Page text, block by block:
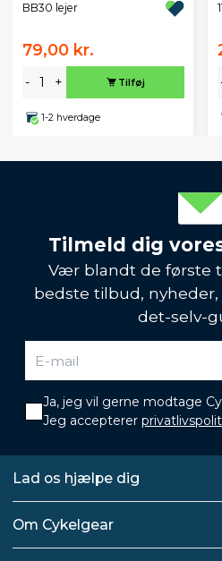
BB30 lejer
79,00 kr.
- + Tilføj
1-2 hverdage
Tilmeld dig
Vær blandt de første
bedste tilbud,
det-selv-
Ja, jeg vil gerne modtage
Jeg accepterer
Lad os hjælpe dig
Om Cykelgear